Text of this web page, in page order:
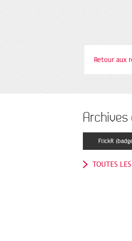
Retour aux
Archives
FlickR
TOUTES